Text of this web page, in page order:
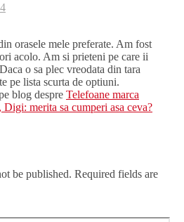
orasele mele preferate. Am fost
acolo. Am si prieteni pe care ii
o sa plec vreodata din tara
pe lista scurta de optiuni.
blog despre Telefoane marca
merita sa cumperi asa ceva?
be published. Required fields are